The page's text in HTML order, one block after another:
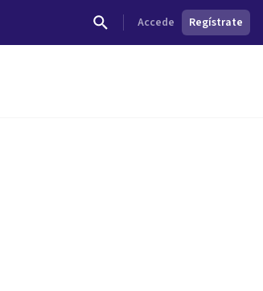
Accede Regístrate